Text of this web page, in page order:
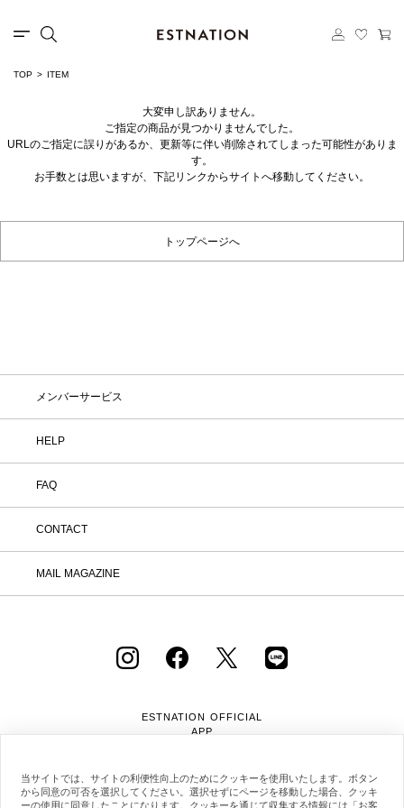
TOP ITEM
大変申し訳ありません。
ご指定の商品が見つかりませんでした。
URLのご指定に誤りがあるか、更新等に伴い削除されてしまった可能性がありま
す。
お手数とは思いますが、下記リンクからサイトへ移動してください。
トップページへ
メンバーサービス
HELP
FAQ
CONTACT
MAIL MAGAZINE
ESTNATION OFFICIAL
APP
当サイトでは、サイトの利便性向上のためにクッキーを使用いたします。ボタン
から同意の可否を選択してください。選択せずにページを移動した場合、クッキ
ーの使用に同意したことになります。クッキーを通じて収集する情報には「お客